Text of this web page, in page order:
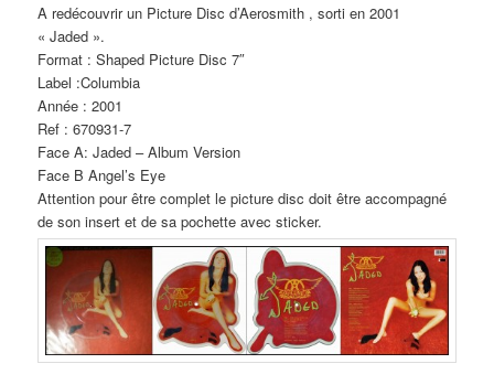
A redécouvrir un Picture Disc d’Aerosmith , sorti en 2001
« Jaded ».
Format : Shaped Picture Disc 7″
Label :Columbia
Année : 2001
Ref : 670931-7
Face A: Jaded – Album Version
Face B Angel’s Eye
Attention pour être complet le picture disc doit être accompagné
de son insert et de sa pochette avec sticker.